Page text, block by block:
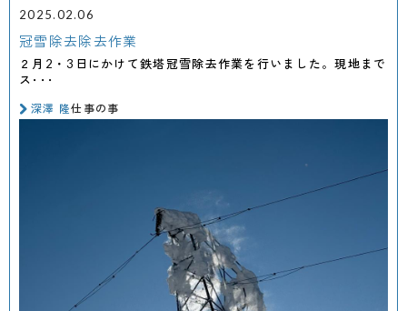
2025.02.06
冠雪除去除去作業
２月2・3日にかけて鉄塔冠雪除去作業を行いました。現地まで
ス･･･
深澤 隆仕事の事